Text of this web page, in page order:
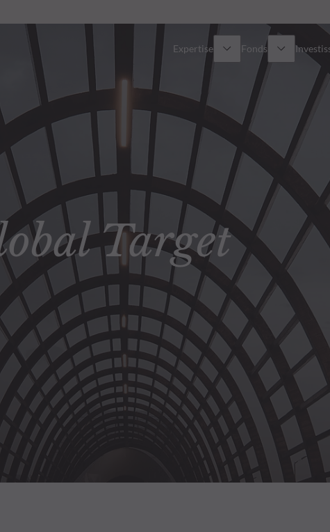
Expertise
Vue d’ensemble
Obligations
Multi-Actifs
Private Assets
Fonds
Sélection de fonds
Comment souscrire ?
Target